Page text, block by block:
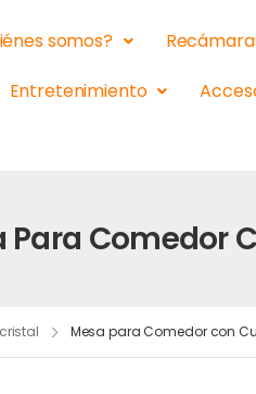
somos?
Entretenimiento
Para Comedor
Mesa para Comedor con